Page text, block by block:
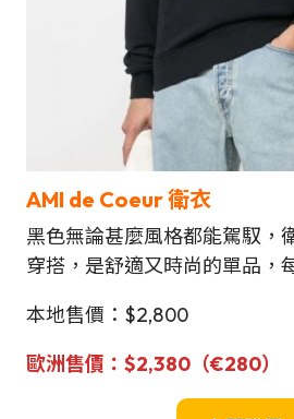
AMI de Coeur 衛衣
黑色無論甚麼風格都能駕馭，
穿搭，是舒適又時尚的單品，
本地售價：$2,800
歐洲售價 ： $2,380 （€280）